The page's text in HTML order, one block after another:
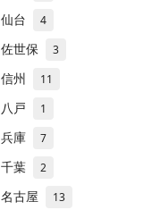
仙台 4
佐世保 3
信州 11
八戸 1
兵庫 7
千葉 2
名古屋 13